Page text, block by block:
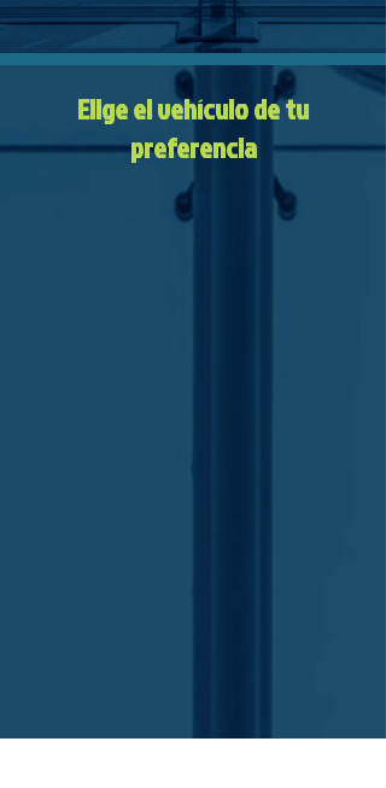
Elige el vehículo de tu
preferencia